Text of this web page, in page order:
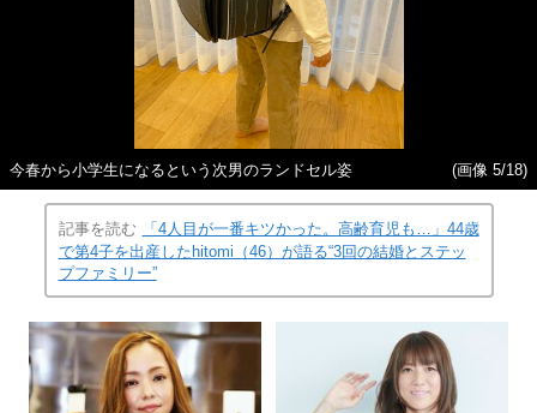
今春から小学生になるという次男のランドセル姿 (画像 5/18)
記事を読む
「4人目が一番キツかった。高齢育児も…」44歳
で第4子を出産したhitomi（46）が語る“3回の結婚とステッ
プファミリー”